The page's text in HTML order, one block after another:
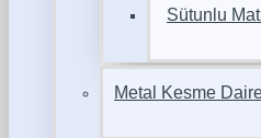
Sütunlu
Metal Kesme